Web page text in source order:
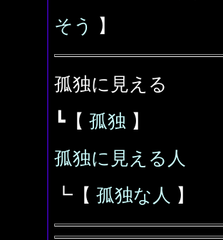
そう
】
孤独に見える
┗【 孤独 】
孤独に見える人
┗【 孤独な人 】